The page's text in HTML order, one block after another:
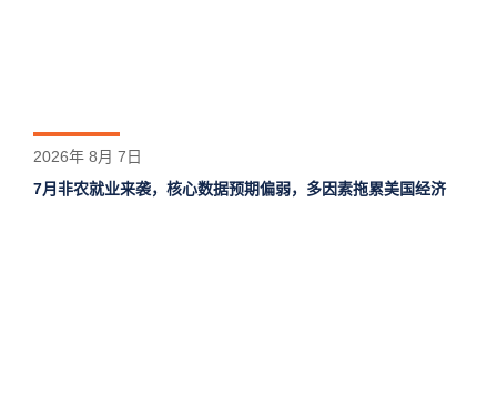
2026年 8月 7日
7月非农就业来袭，核心数据预期偏弱，多因素拖累美国经济